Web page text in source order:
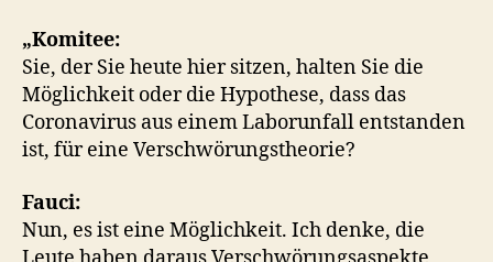
„Komitee:
Sie, der Sie heute hier sitzen, halten Sie die
Möglichkeit oder die Hypothese, dass das
Coronavirus aus einem Laborunfall entstanden
ist, für eine Verschwörungstheorie?
Fauci:
Nun, es ist eine Möglichkeit. Ich denke, die